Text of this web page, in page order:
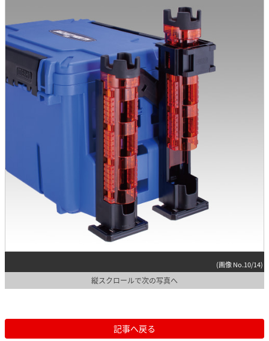
(画像 No.10/14)
縦スクロールで次の写真へ
記事へ戻る